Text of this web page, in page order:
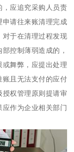
，应追究采购人员责
申请往来账清理完成
对于在清理过程发现
控制薄弱造成的，
舞弊，应提出处理
账且无法支付的应付
权管理原则提请审
作为企业相关部门